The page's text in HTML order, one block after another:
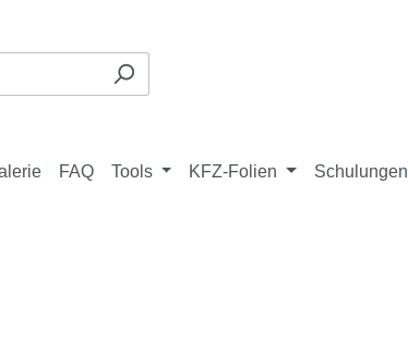
FAQ Tools KFZ-Folien Schulungen